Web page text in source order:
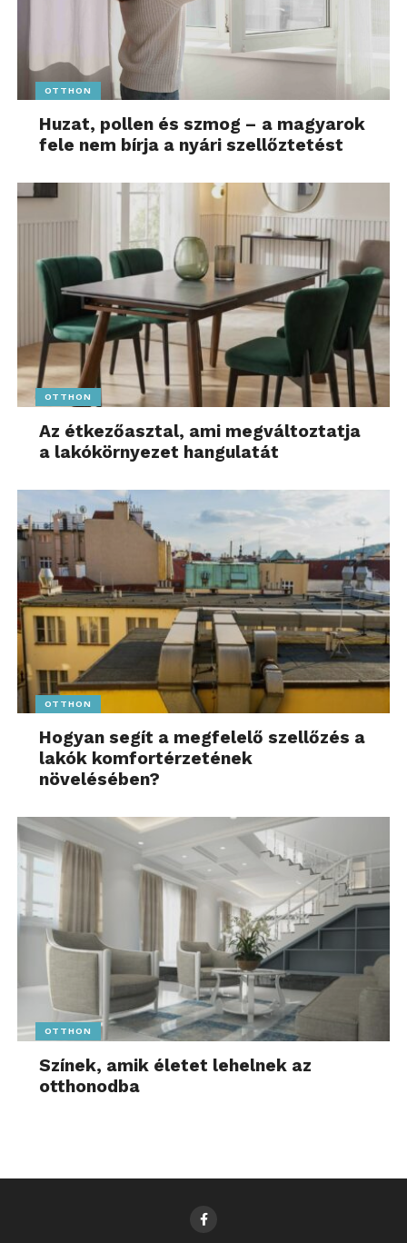
OTTHON
Huzat, pollen és szmog – a magyarok
fele nem bírja a nyári szellőztetést
OTTHON
Az étkezőasztal, ami megváltoztatja
a lakókörnyezet hangulatát
OTTHON
Hogyan segít a megfelelő szellőzés a
lakók komfortérzetének
növelésében?
OTTHON
Színek, amik életet lehelnek az
otthonodba